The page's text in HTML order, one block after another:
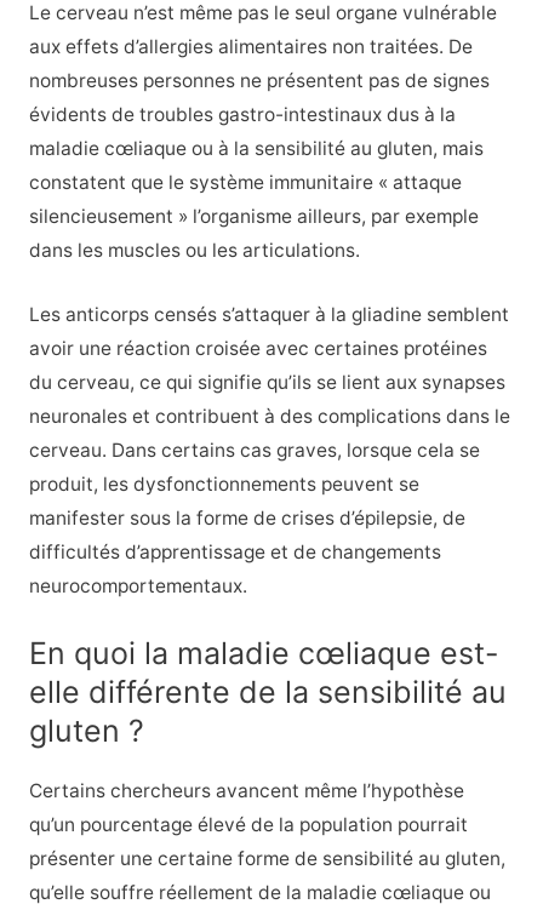
Le cerveau n’est même pas le seul organe vulnérable
aux effets d’allergies alimentaires non traitées. De
nombreuses personnes ne présentent pas de signes
évidents de troubles gastro-intestinaux dus à la
maladie cœliaque ou à la sensibilité au gluten, mais
constatent que le système immunitaire « attaque
silencieusement » l’organisme ailleurs, par exemple
dans les muscles ou les articulations.
Les anticorps censés s’attaquer à la gliadine semblent
avoir une réaction croisée avec certaines protéines
du cerveau, ce qui signifie qu’ils se lient aux synapses
neuronales et contribuent à des complications dans le
cerveau. Dans certains cas graves, lorsque cela se
produit, les dysfonctionnements peuvent se
manifester sous la forme de crises d’épilepsie, de
difficultés d’apprentissage et de changements
neurocomportementaux.
En quoi la maladie cœliaque est-
elle différente de la sensibilité au
gluten ?
Certains chercheurs avancent même l’hypothèse
qu’un pourcentage élevé de la population pourrait
présenter une certaine forme de sensibilité au gluten,
qu’elle souffre réellement de la maladie cœliaque ou